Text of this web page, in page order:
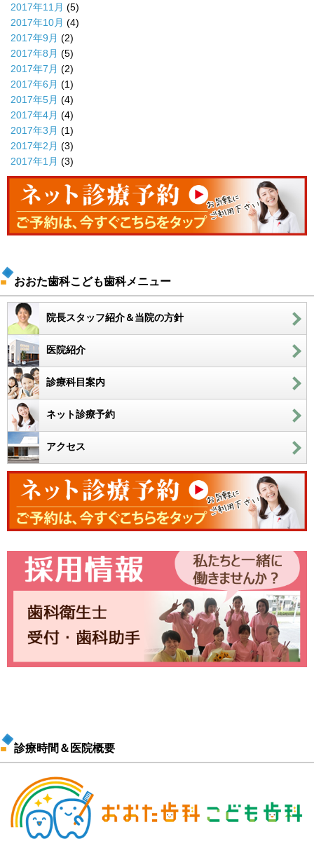
2017年11月 (5)
2017年10月 (4)
2017年9月 (2)
2017年8月 (5)
2017年7月 (2)
2017年6月 (1)
2017年5月 (4)
2017年4月 (4)
2017年3月 (1)
2017年2月 (3)
2017年1月 (3)
おおた歯科こども歯科メニュー
院長スタッフ紹介＆当院の方針
医院紹介
診療科目案内
ネット診療予約
アクセス
診療時間＆医院概要